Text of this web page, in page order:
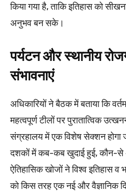
किया गया है, ताकि इतिहास को
अनुभव बन सके।
पर्यटन और स्थानीय
संभावनाएं
अधिकारियों ने बैठक में बताया कि
महत्वपूर्ण टीलों पर पुरातात्विक
संग्रहालय में एक विशेष सेक्शन होगा
दशकों में कब-कब खुदाई हुई, कौन-
ऐतिहासिक खोजों ने विश्व इतिहास व
को किस तरह एक नई और वैज्ञानिक